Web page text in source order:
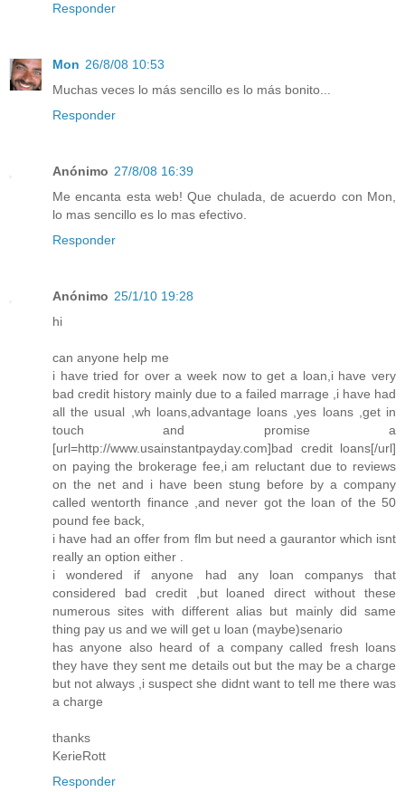
Responder
Mon 26/8/08 10:53
Muchas veces lo más sencillo es lo más bonito...
Responder
Anónimo 27/8/08 16:39
Me encanta esta web! Que chulada, de acuerdo con Mon,
lo mas sencillo es lo mas efectivo.
Responder
Anónimo 25/1/10 19:28
hi
can anyone help me
i have tried for over a week now to get a loan,i have very
bad credit history mainly due to a failed marrage ,i have had
all the usual ,wh loans,advantage loans ,yes loans ,get in
touch and promise a
[url=http://www.usainstantpayday.com]bad credit loans[/url]
on paying the brokerage fee,i am reluctant due to reviews
on the net and i have been stung before by a company
called wentorth finance ,and never got the loan of the 50
pound fee back,
i have had an offer from flm but need a gaurantor which isnt
really an option either .
i wondered if anyone had any loan companys that
considered bad credit ,but loaned direct without these
numerous sites with different alias but mainly did same
thing pay us and we will get u loan (maybe)senario
has anyone also heard of a company called fresh loans
they have they sent me details out but the may be a charge
but not always ,i suspect she didnt want to tell me there was
a charge
thanks
KerieRott
Responder